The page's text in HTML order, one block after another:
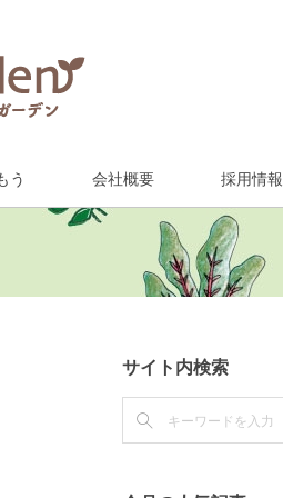
う 会社概要 採用情報
サイト内検索